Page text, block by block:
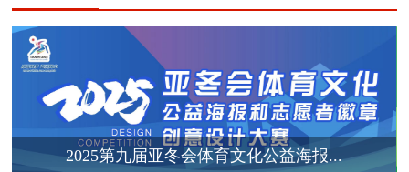
2025第九届亚冬会体育文化公益海报...